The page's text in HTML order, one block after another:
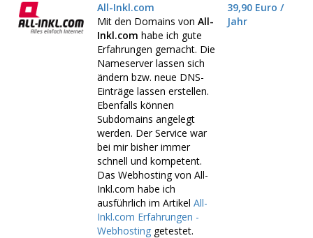
All-Inkl.com
Mit den Domains von All-
Inkl.com habe ich gute
Erfahrungen gemacht. Die
Nameserver lassen sich
ändern bzw. neue DNS-
Einträge lassen erstellen.
Ebenfalls können
Subdomains angelegt
werden. Der Service war
bei mir bisher immer
schnell und kompetent.
Das Webhosting von All-
Inkl.com habe ich
ausführlich im Artikel All-
Inkl.com Erfahrungen -
Webhosting getestet.
39,90 Euro /
Jahr